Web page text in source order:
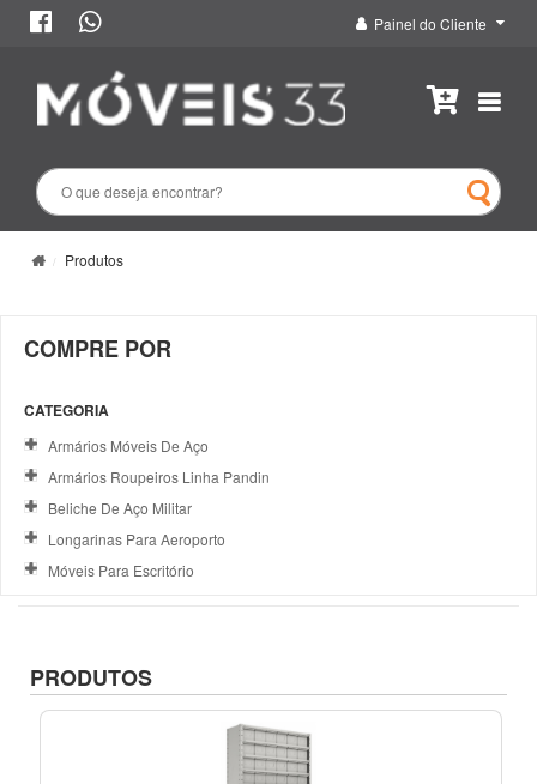
Painel do Cliente
Produtos
COMPRE POR
CATEGORIA
Armários Móveis De Aço
Armários Roupeiros Linha Pandin
Beliche De Aço Militar
Longarinas Para Aeroporto
Móveis Para Escritório
PRODUTOS